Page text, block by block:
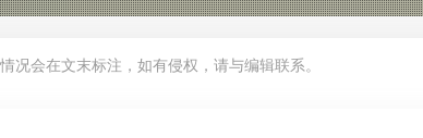
况会在文末标注，如有侵权，请与编辑联系。